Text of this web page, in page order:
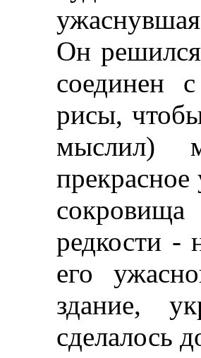
Он
соединен
рисы,
мыслил)
редкости -
его
здание,
сделалось